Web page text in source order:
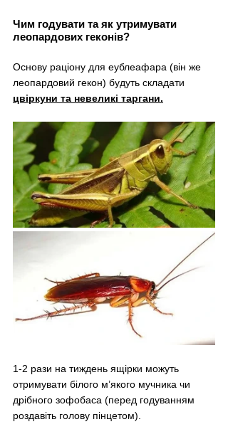
Чим годувати та як утримувати
леопардових геконів?
Основу раціону для еублеафара (він же
леопардовий гекон) будуть складати
цвіркуни та невеликі таргани.
1-2 рази на тиждень ящірки можуть
отримувати білого м’якого мучника чи
дрібного зофобаса (перед годуванням
роздавіть голову пінцетом).